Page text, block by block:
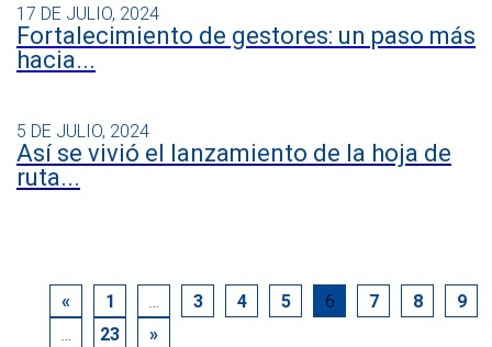
17 DE JULIO, 2024
Fortalecimiento de gestores: un paso más
hacia...
5 DE JULIO, 2024
Así se vivió el lanzamiento de la hoja de
ruta...
« 1 … 3 4 5 6 7 8
9
…
23 »